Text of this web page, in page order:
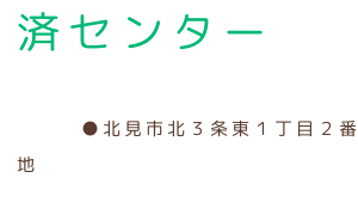
済センター
●北見市北３条東１丁目２番
地